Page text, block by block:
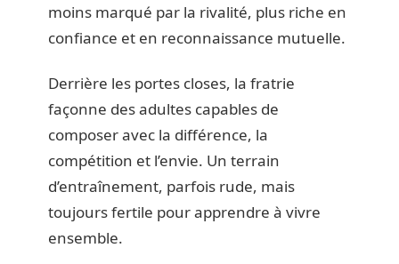
moins marqué par la rivalité, plus riche en
confiance et en reconnaissance mutuelle.
Derrière les portes closes, la fratrie
façonne des adultes capables de
composer avec la différence, la
compétition et l’envie. Un terrain
d’entraînement, parfois rude, mais
toujours fertile pour apprendre à vivre
ensemble.